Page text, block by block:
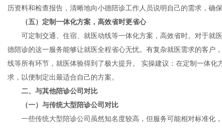
历资料和检查报告，清晰地向小德陪诊工作人员说明自己的需求，确
（五）定制一体化方案，高效省时更省心
可定制交通、住宿、就医动线等一体化方案，高效省时。对于就
德陪诊的这一服务能够让就医全程省心无忧。有复杂就医需求的客户
线等所有环节，就医体验得到了极大提升。 实操建议：在定制一体
求，以便制定出最适合自己的方案。
二、与其他陪诊公司对比
（一）与传统大型陪诊公司对比
一些传统大型陪诊公司虽然知名度较高，但服务可能相对标准化